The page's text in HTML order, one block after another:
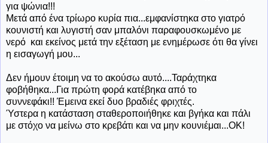
για ψώνια!!!
Μετά από ένα τρίωρο κυρία πια...εμφανίστηκα στο γιατρό
κουνιστή και λυγιστή σαν μπαλόνι παραφουσκωμένο με
νερό και εκείνος μετά την εξέταση με ενημέρωσε ότι θα γίνει
η εισαγωγή μου...
Δεν ήμουν έτοιμη να το ακούσω αυτό....Ταράχτηκα
φοβήθηκα...Για πρώτη φορά κατέβηκα από το
συννεφάκι!! Έμεινα εκεί δυο βραδιές φριχτές.
Ύστερα η κατάσταση σταθεροποιήθηκε και βγήκα και πάλι
με στόχο να μείνω στο κρεβάτι και να μην κουνιέμαι...ΟΚ!